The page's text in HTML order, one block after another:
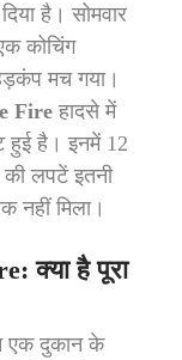
है। सोमवार
कोचिंग
मच गया।
Fire हादसे में
हुई है। इनमें 12
लपटें इतनी
नहीं मिला।
: क्या है पूरा
एक दुकान के